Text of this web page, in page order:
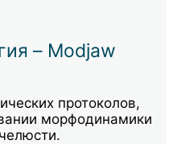
– Modjaw
протоколов,
морфодинамики